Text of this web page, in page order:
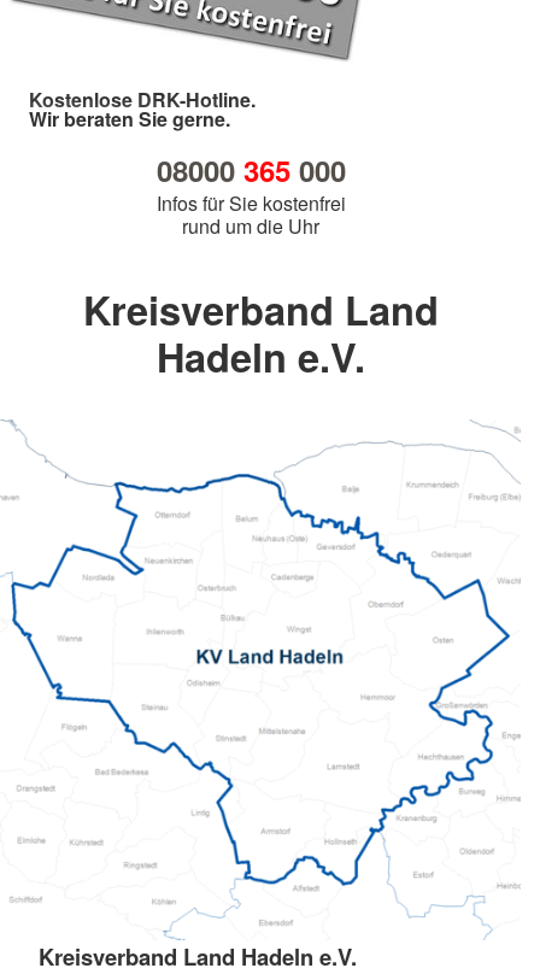
Kostenlose DRK-Hotline.
Wir beraten Sie gerne.
08000 365000
Infos für Sie kostenfrei
rund um die Uhr
Kreisverband Land
Hadeln e.V.
Kreisverband Land Hadeln e.V.